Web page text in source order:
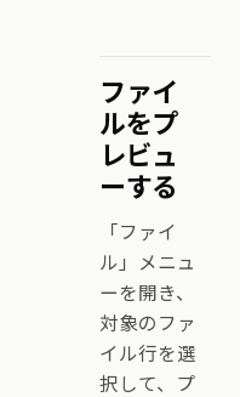
ファイ
ルをプ
レビュ
ーする
「ファイ
ル」メニュ
ーを開き、
対象のファ
イル行を選
択して、プ